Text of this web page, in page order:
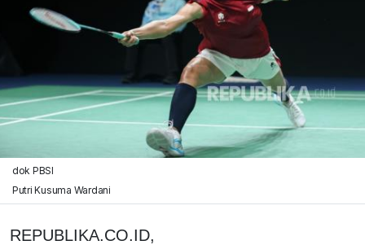
dok PBSI
Putri Kusuma Wardani
REPUBLIKA.CO.ID,